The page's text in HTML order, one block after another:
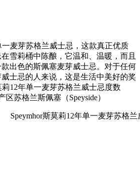
一麦芽苏格兰威士忌，这款真正优质
雪莉桶中陈酿，它温和、温暖，而且
出色的斯佩塞麦芽威士忌。对于任何
士忌的人来说，这是生活中美好的奖
莉12年单一麦芽苏格兰威士忌度数
区苏格兰斯佩塞（Speyside）